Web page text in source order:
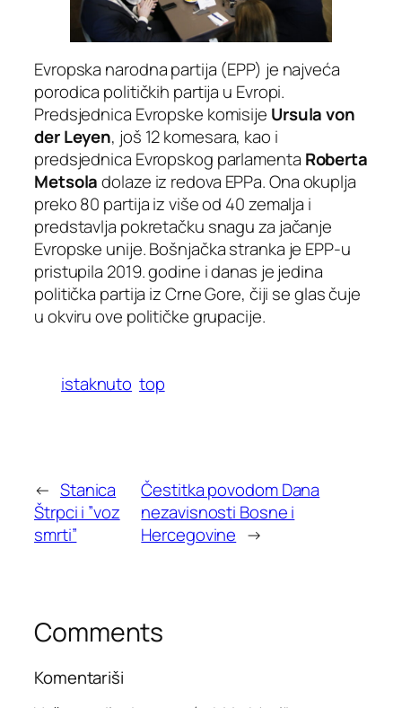
Evropska narodna partija (EPP) je najveća
porodica političkih partija u Evropi.
Predsjednica Evropske komisije Ursula von
der Leyen, još 12 komesara, kao i
predsjednica Evropskog parlamenta Roberta
Metsoladolaze iz redova EPPa. Ona okuplja
preko 80 partija iz više od 40 zemalja i
predstavlja pokretačku snagu za jačanje
Evropske unije. Bošnjačka stranka je EPP-u
pristupila 2019. godine i danas je jedina
politička partija iz Crne Gore, čiji se glas čuje
u okviru ove političke grupacije.
istaknuto top
← Stanica
Štrpci i ”voz
smrti”
Čestitka povodom Dana
nezavisnosti Bosne i
Hercegovine →
Comments
Komentariši